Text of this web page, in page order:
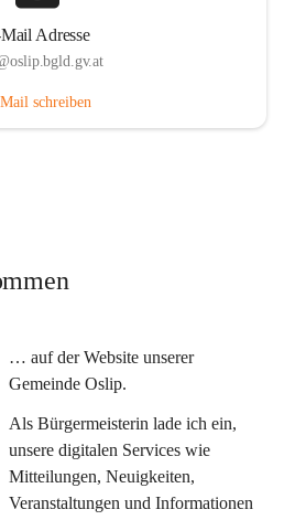
Adresse
schreiben
… auf der Website unserer
Gemeinde Oslip.
Als Bürgermeisterin lade ich ein,
unsere digitalen Services wie
Mitteilungen, Neuigkeiten,
Veranstaltungen und Informationen